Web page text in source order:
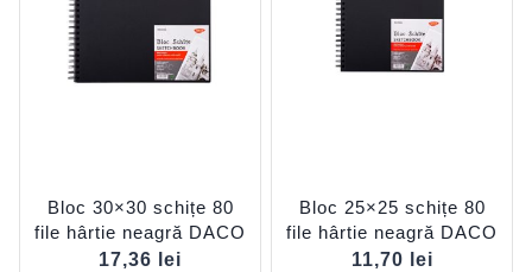
Bloc 30×30 schițe 80
file hârtie neagră DACO
17,36
lei
Bloc 25×25 schițe 80
file hârtie neagră DACO
11,70
lei